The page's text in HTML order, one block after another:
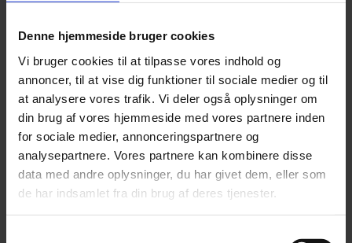
Denne hjemmeside bruger cookies
Vi bruger cookies til at tilpasse vores indhold og
annoncer, til at vise dig funktioner til sociale medier og til
at analysere vores trafik. Vi deler også oplysninger om
din brug af vores hjemmeside med vores partnere inden
for sociale medier, annonceringspartnere og
analysepartnere. Vores partnere kan kombinere disse
data med andre oplysninger, du har givet dem, eller som
de har indsamlet fra din brug af deres tjenester.